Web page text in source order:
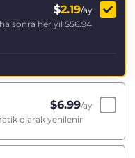
$2.19/ay
sonra her yıl $56.94
$6.99/ay
olarak yenilenir